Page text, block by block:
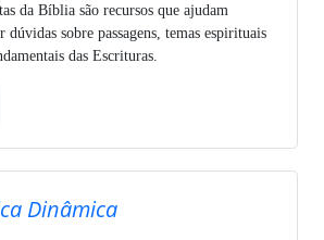
da Bíblia são recursos que ajudam
dúvidas sobre passagens, temas espirituais
das Escrituras.
Dinâmica